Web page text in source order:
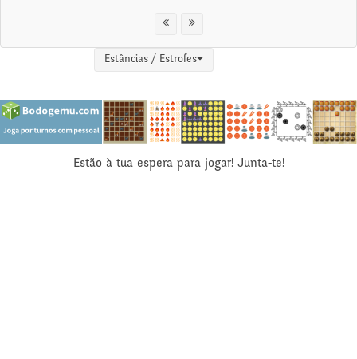
Estâncias / Estrofes
Estão à tua espera para jogar! Junta-te!